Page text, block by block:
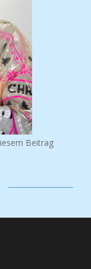
Beitrag